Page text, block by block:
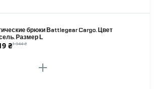
брюки Battlegear Cargo. Цвет
Размер L
₴1 944 ₴